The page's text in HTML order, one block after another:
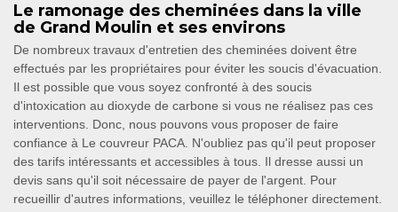
Le ramonage des cheminées dans la ville
de Grand Moulin et ses environs
De nombreux travaux d'entretien des cheminées doivent être
effectués par les propriétaires pour éviter les soucis d'évacuation.
Il est possible que vous soyez confronté à des soucis
d'intoxication au dioxyde de carbone si vous ne réalisez pas ces
interventions. Donc, nous pouvons vous proposer de faire
confiance à Le couvreur PACA. N'oubliez pas qu'il peut proposer
des tarifs intéressants et accessibles à tous. Il dresse aussi un
devis sans qu'il soit nécessaire de payer de l'argent. Pour
recueillir d'autres informations, veuillez le téléphoner directement.